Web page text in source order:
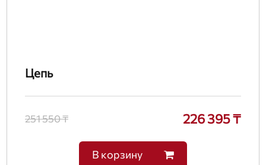
Цепь
251 550 ₸ 226 395 ₸
В корзину